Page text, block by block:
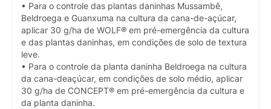
• Para o controle das plantas daninhas Mussambê,
Beldroega e Guanxuma na cultura da cana-de-açúcar,
aplicar 30 g/ha de WOLF® em pré-emergência da cultura
e das plantas daninhas, em condições de solo de textura
leve.
• Para o controle da planta daninha Beldroega na cultura
da cana-deaçúcar, em condições de solo médio, aplicar
30 g/ha de CONCEPT® em pré-emergência da cultura e
da planta daninha.